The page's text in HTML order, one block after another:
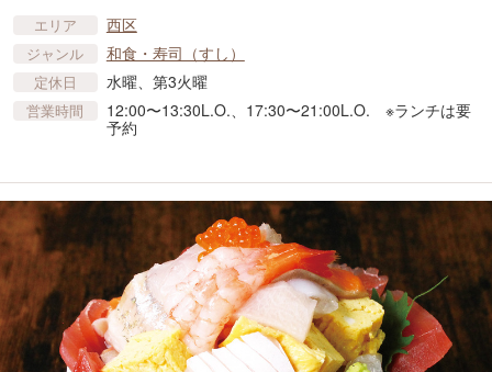
エリア 西区
ジャンル 和食・寿司（すし）
定休日 水曜、第3火曜
営業時間
12:00〜13:30L.O.、17:30〜21:00L.O. ※ランチは要
予約